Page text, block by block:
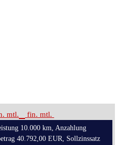
mtl. fin. mtl.
10.000 km, Anzahlung
40.792,00 EUR, Sollzinssatz